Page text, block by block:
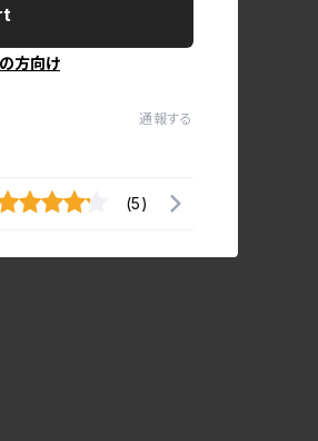
方向け
通報する
(5)